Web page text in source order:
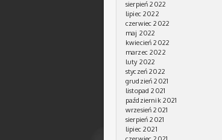
sierpień 2022
lipiec 2022
czerwiec 2022
maj 2022
kwiecień 2022
marzec 2022
luty 2022
styczeń 2022
grudzień 2021
listopad 2021
październik 2021
wrzesień 2021
sierpień 2021
lipiec 2021